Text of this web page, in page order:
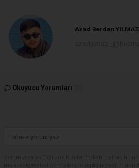
Azad Berdan YILMAZ
Okuyucu Yorumları